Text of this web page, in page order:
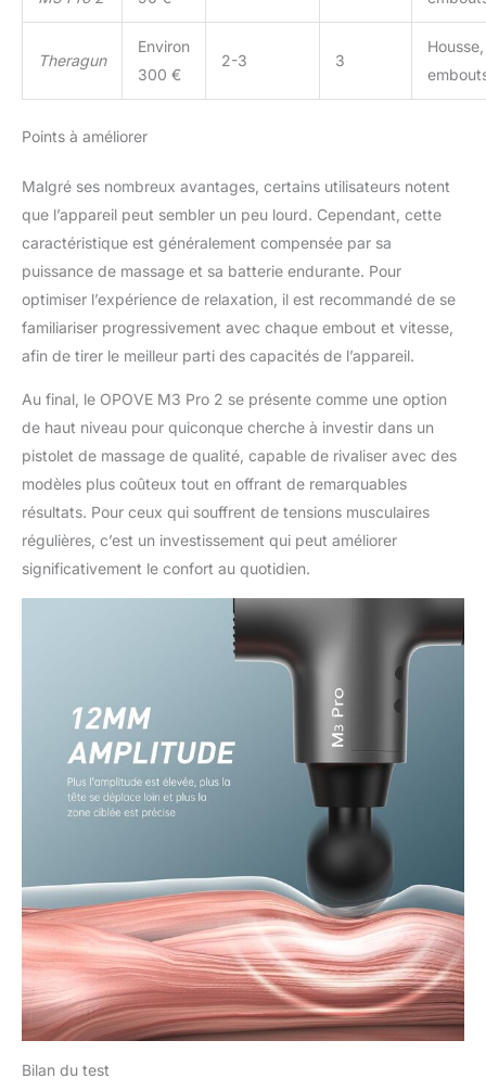
transport, ce qui facilite le
rangement de l'appareil à la
maison, le voyage avec lui, et
constitue un choix de cadeau
Theragun
Environ
300 €
2-3 3
Points à améliorer
Malgré ses nombreux avantages, certains utilisateurs notent
que l’appareil peut sembler un peu lourd. Cependant, cette
caractéristique est généralement compensée par sa
puissance de massage et sa batterie endurante. Pour
optimiser l’expérience de relaxation, il est recommandé de se
familiariser progressivement avec chaque embout et vitesse,
afin de tirer le meilleur parti des capacités de l’appareil.
Au final, le OPOVE M3 Pro 2 se présente comme une option
de haut niveau pour quiconque cherche à investir dans un
pistolet de massage de qualité, capable de rivaliser avec des
modèles plus coûteux tout en offrant de remarquables
résultats. Pour ceux qui souffrent de tensions musculaires
régulières, c’est un investissement qui peut améliorer
significativement le confort au quotidien.
Bilan du test